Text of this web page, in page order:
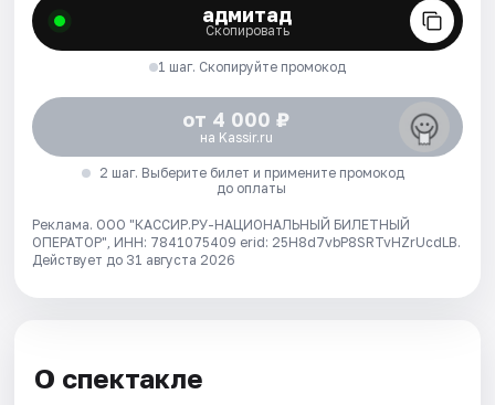
адмитад
Скопировать
1 шаг. Скопируйте промокод
от 4 000 ₽
на Kassir.ru
2 шаг. Выберите билет и примените промокод
до оплаты
Реклама. ООО "КАССИР.РУ-НАЦИОНАЛЬНЫЙ БИЛЕТНЫЙ
ОПЕРАТОР", ИНН: 7841075409 erid: 25H8d7vbP8SRTvHZrUcdLB.
Действует до 31 августа 2026
О спектакле